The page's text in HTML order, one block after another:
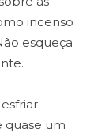
incenso
esqueça
quase um